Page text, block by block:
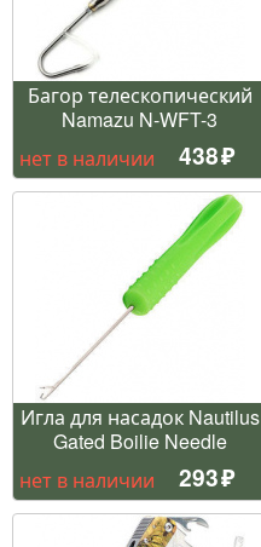
Багор телескопический
Namazu N-WFT-3
нет в наличии
438
Игла для насадок Nautilus
Gated Boilie Needle
нет в наличии
293